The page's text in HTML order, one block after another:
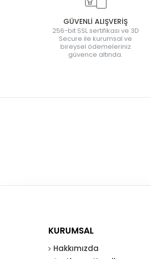
GÜVENLİ ALIŞVERİŞ
256-bit SSL sertifikası ve 3D
Secure ile kurumsal ve
bireysel ödemeleriniz
güvence altında.
KURUMSAL
Hakkımızda